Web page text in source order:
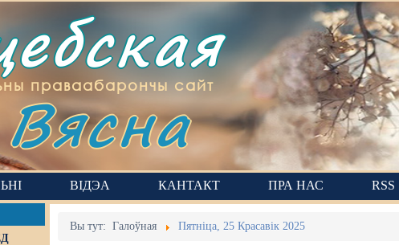
праваабарончы сайт
Вясна
ВІДЭА КАНТАКТ ПРА НАС RSS
Вы тут:Галоўная Пятніца, 25 Красавік 2025